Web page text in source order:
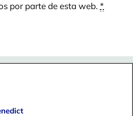
por parte de esta web. *